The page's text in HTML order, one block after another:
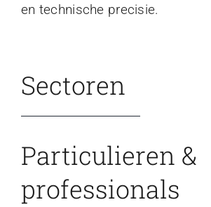
en technische precisie.
Sectoren
Particulieren &
professionals